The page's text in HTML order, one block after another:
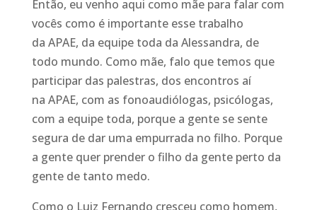
Então, eu venho aqui como mãe para falar com
vocês como é importante esse trabalho
da APAE, da equipe toda da Alessandra, de
todo mundo. Como mãe, falo que temos que
participar das palestras, dos encontros aí
na APAE, com as fonoaudiólogas, psicólogas,
com a equipe toda, porque a gente se sente
segura de dar uma empurrada no filho. Porque
a gente quer prender o filho da gente perto da
gente de tanto medo.
Como o Luiz Fernando cresceu como homem,